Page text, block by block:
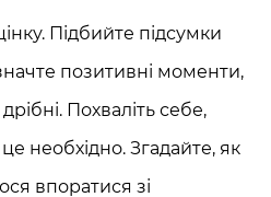
Підбийте підсумки
позитивні моменти,
Похваліть себе,
необхідно. Згадайте, як
впоратися зі